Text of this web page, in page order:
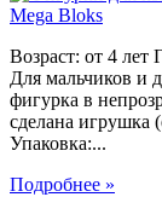
Возраст: от 4
Для мальчиков и
фигурка в
сделана игрушка
Упаковка:...
Подробнее »